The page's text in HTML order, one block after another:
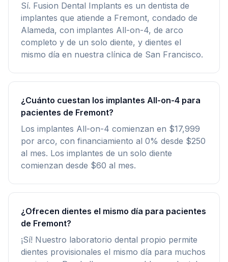
Sí. Fusion Dental Implants es un dentista de
implantes que atiende a Fremont, condado de
Alameda, con implantes All-on-4, de arco
completo y de un solo diente, y dientes el
mismo día en nuestra clínica de San Francisco.
¿Cuánto cuestan los implantes All-on-4 para
pacientes de Fremont?
Los implantes All-on-4 comienzan en $17,999
por arco, con financiamiento al 0% desde $250
al mes. Los implantes de un solo diente
comienzan desde $60 al mes.
¿Ofrecen dientes el mismo día para pacientes
de Fremont?
¡Sí! Nuestro laboratorio dental propio permite
dientes provisionales el mismo día para muchos